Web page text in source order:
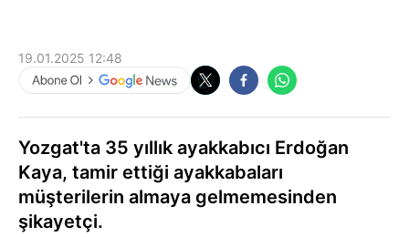
19.01.2025 12:48
Yozgat'ta 35 yıllık ayakkabıcı Erdoğan
Kaya, tamir ettiği ayakkabaları
müşterilerin almaya gelmemesinden
şikayetçi.